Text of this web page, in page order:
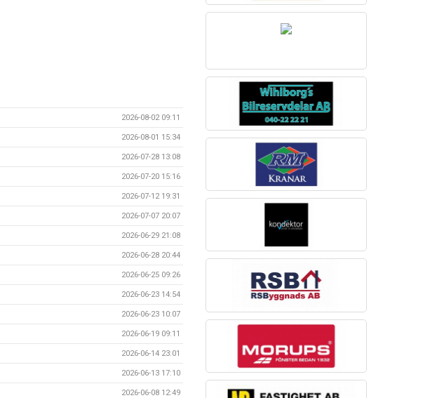
2026-08-02 09:11
2026-08-01 15:34
2026-07-28 13:08
2026-07-20 15:16
2026-07-12 19:31
2026-07-07 20:07
2026-06-29 21:08
2026-06-28 20:44
2026-06-25 09:26
2026-06-23 14:54
2026-06-23 10:07
2026-06-19 09:11
2026-06-14 23:01
2026-06-13 17:10
2026-06-08 12:49